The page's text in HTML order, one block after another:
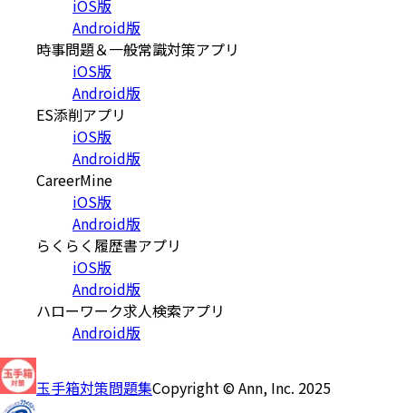
iOS版
Android版
時事問題＆一般常識対策アプリ
iOS版
Android版
ES添削アプリ
iOS版
Android版
CareerMine
iOS版
Android版
らくらく履歴書アプリ
iOS版
Android版
ハローワーク求人検索アプリ
Android版
玉手箱対策問題集Copyright © Ann, Inc. 2025